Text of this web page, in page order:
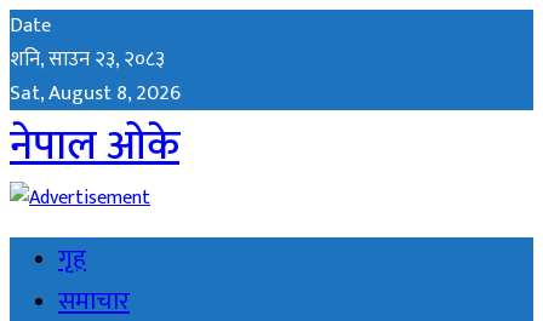
Date
शनि, साउन २३, २०८३
Sat, August 8, 2026
नेपाल ओके
गृह
समाचार